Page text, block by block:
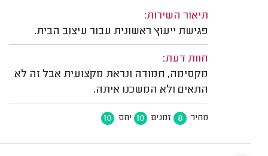
תיאור השירות:
פגישת ייעוץ ראשונית עבור עיצוב הבית.
חוות דעת:
מקסימה, חמודה ונראת מקצועית אבל זה לא
התאים ולא המשכנו איתה.
מחיר 8 זמנים 10 יחס 10